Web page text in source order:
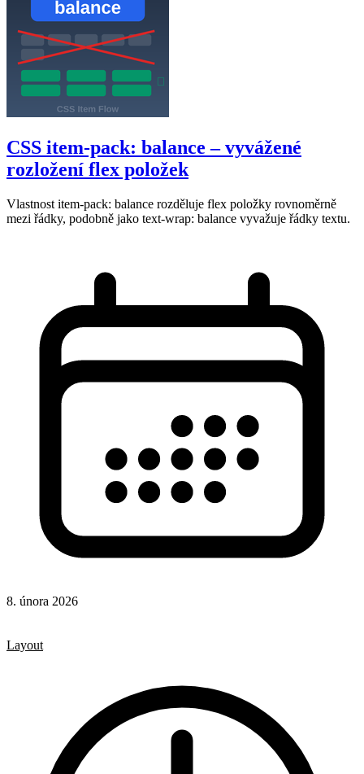
CSS item-pack: balance – vyvážené
rozložení flex položek
Vlastnost item-pack: balance rozděluje flex položky rovnoměrně
mezi řádky, podobně jako text-wrap: balance vyvažuje řádky textu.
8. února 2026
Layout